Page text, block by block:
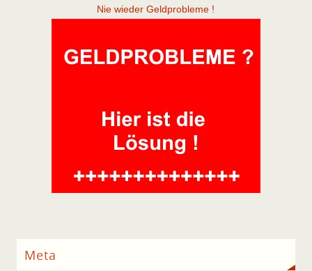
Nie wieder Geldprobleme !
Meta